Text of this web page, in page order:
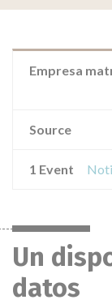
Empresa
Source
1 Event
Un
datos